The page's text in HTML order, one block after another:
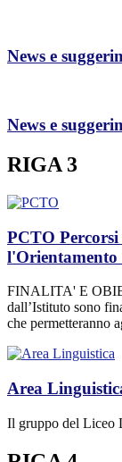
News e
News e
RIGA 3
PCTO Percorsi
l'Orientamento
FINALITA' E
dall’Istituto sono
che permetteranno
Area
Il gruppo del Liceo